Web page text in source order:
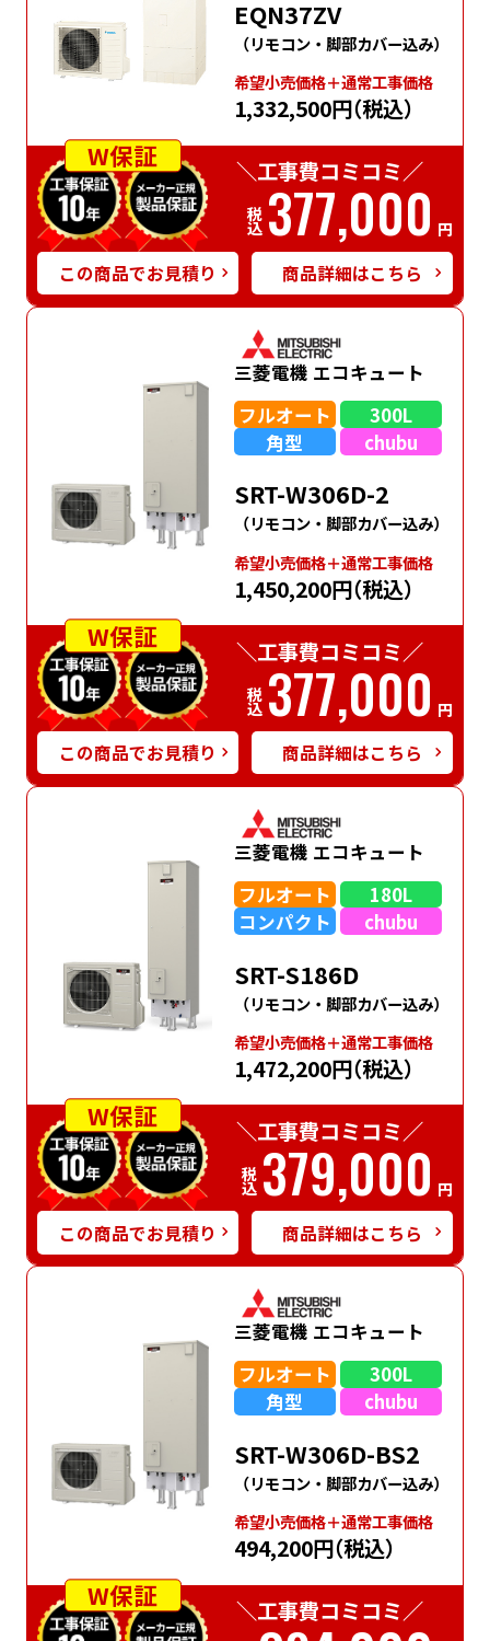
EQN37ZV
（リモコン・脚部カバー込み）
希望⼩売価格＋通常⼯事価格
1,332,500円（税込）
W保証
＼工事費コミコミ／
税込 377,000 円
この商品でお見積り 商品詳細はこちら
三菱電機 エコキュート
フルオート
300L
角型
chubu
SRT-W306D-2
（リモコン・脚部カバー込み）
希望⼩売価格＋通常⼯事価格
1,450,200円（税込）
W保証
＼工事費コミコミ／
税込 377,000 円
この商品でお見積り 商品詳細はこちら
三菱電機 エコキュート
フルオート
180L
コンパクト
chubu
SRT-S186D
（リモコン・脚部カバー込み）
希望⼩売価格＋通常⼯事価格
1,472,200円（税込）
W保証
＼工事費コミコミ／
税込 379,000 円
この商品でお見積り 商品詳細はこちら
三菱電機 エコキュート
フルオート
300L
角型
chubu
SRT-W306D-BS2
（リモコン・脚部カバー込み）
希望⼩売価格＋通常⼯事価格
494,200円（税込）
W保証 ＼工事費コミコミ／